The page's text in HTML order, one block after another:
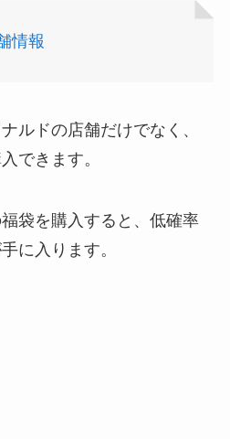
情報
ルドの店舗だけでなく、
できます。
袋を購入すると、低確率
に入ります。